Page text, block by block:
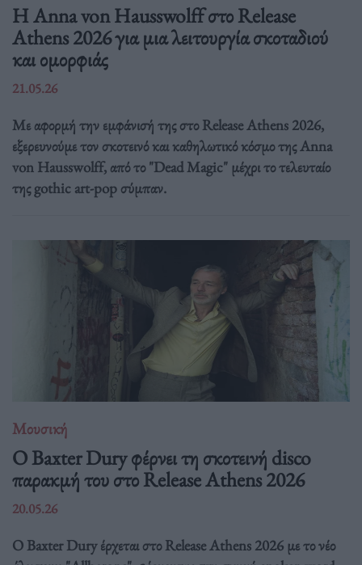
Η Anna von Hausswolff στο Release
Athens 2026 για μια λειτουργία σκοταδιού
και ομορφιάς
21.05.26
Με αφορμή την εμφάνισή της στο Release Athens 2026,
εξερευνούμε τον σκοτεινό και καθηλωτικό κόσμο της Anna
von Hausswolff, από το "Dead Magic" μέχρι το τελευταίο
της gothic art-pop σύμπαν.
Μουσική
Ο Baxter Dury φέρνει τη σκοτεινή disco
παρακμή του στο Release Athens 2026
20.05.26
Ο Baxter Dury έρχεται στο Release Athens 2026 με το νέο